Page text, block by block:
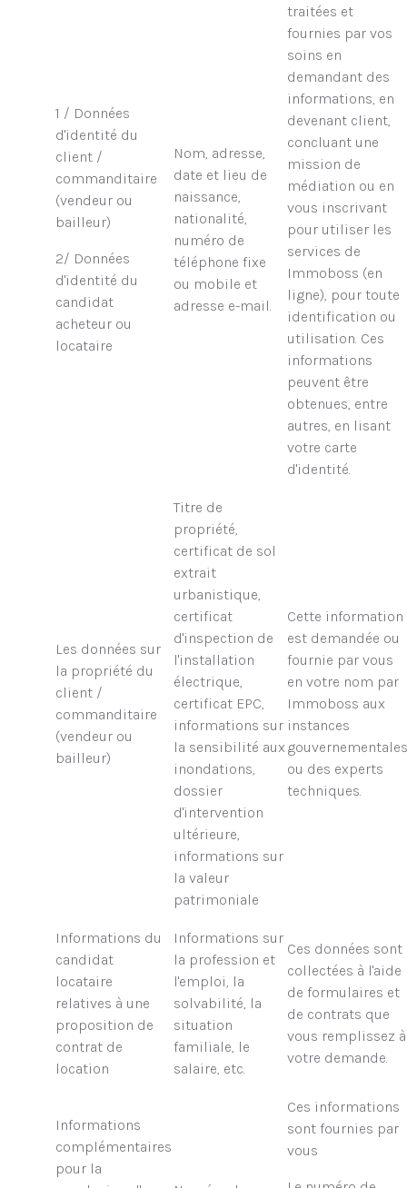
1 / Données
d'identité du
client /
commanditaire
(vendeur ou
bailleur)
2/ Données
d'identité du
candidat
acheteur ou
locataire
Nom, adresse,
date et lieu de
naissance,
nationalité,
numéro de
téléphone fixe
ou mobile et
adresse e-mail.
traitées et
fournies par vos
soins en
demandant des
informations, en
devenant client,
concluant une
mission de
médiation ou en
vous inscrivant
pour utiliser les
services de
Immoboss (en
ligne), pour toute
identification ou
utilisation. Ces
informations
peuvent être
obtenues, entre
autres, en lisant
votre carte
d'identité.
Les données sur
la propriété du
client /
commanditaire
(vendeur ou
bailleur)
Titre de
propriété,
certificat de sol
extrait
urbanistique,
certificat
d'inspection de
l'installation
électrique,
certificat EPC,
informations sur
la sensibilité aux
inondations,
dossier
d'intervention
ultérieure,
informations sur
la valeur
patrimoniale
Cette information
est demandée ou
fournie par vous
en votre nom par
Immoboss aux
instances
gouvernementales
ou des experts
techniques.
Informations du
candidat
locataire
relatives à une
proposition de
contrat de
location
Informations sur
la profession et
l'emploi, la
solvabilité, la
situation
familiale, le
salaire, etc.
Ces données sont
collectées à l'aide
de formulaires et
de contrats que
vous remplissez à
votre demande.
Informations
complémentaires
pour la
Ces informations
sont fournies par
vous